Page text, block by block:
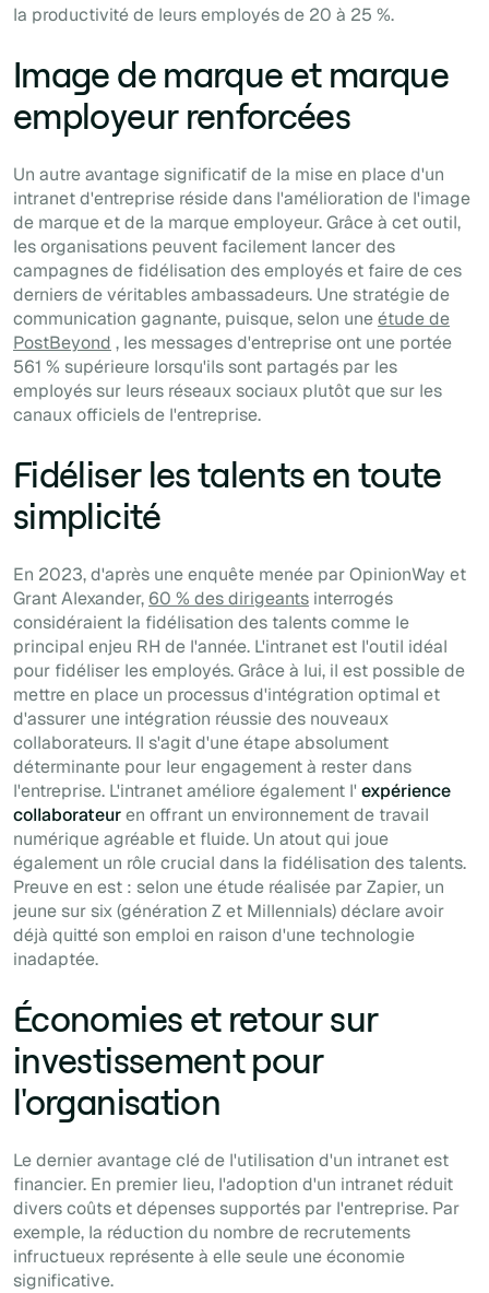
la productivité de leurs employés de 20 à 25 %.
Image de marque et marque
employeur renforcées
Un autre avantage significatif de la mise en place d'un
intranet d'entreprise réside dans l'amélioration de l'image
de marque et de la marque employeur. Grâce à cet outil,
les organisations peuvent facilement lancer des
campagnes de fidélisation des employés et faire de ces
derniers de véritables ambassadeurs. Une stratégie de
communication gagnante, puisque, selon uneétude de
PostBeyond , les messages d'entreprise ont une portée
561 % supérieure lorsqu'ils sont partagés par les
employés sur leurs réseaux sociaux plutôt que sur les
canaux officiels de l'entreprise.
Fidéliser les talents en toute
simplicité
En 2023, d'après une enquête menée par OpinionWay et
Grant Alexander, 60 % des dirigeants interrogés
considéraient la fidélisation des talents comme le
principal enjeu RH de l'année. L'intranet est l'outil idéal
pour fidéliser les employés. Grâce à lui, il est possible de
mettre en place un processusd'intégration optimal et
d'assurer une intégration réussie des nouveaux
collaborateurs. Il s'agit d'une étape absolument
déterminante pour leur engagement à rester dans
l'entreprise. L'intranet améliore également l' expérience
collaborateuren offrant un environnement de travail
numérique agréable et fluide. Un atout qui joue
également un rôle crucial dans la fidélisation des talents.
Preuve en est : selon une étude réalisée par Zapier, un
jeune sur six (génération Z et Millennials) déclare avoir
déjà quitté son emploi en raison d'une technologie
inadaptée.
Économies et retour sur
investissement pour
l'organisation
Le dernier avantage clé de l'utilisation d'un intranet est
financier. En premier lieu, l'adoption d'un intranet réduit
divers coûts et dépenses supportés par l'entreprise. Par
exemple, la réduction du nombre de recrutements
infructueux représente à elle seule une économie
significative.